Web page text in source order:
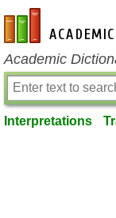
en-academic.com
Academic
Interpretations